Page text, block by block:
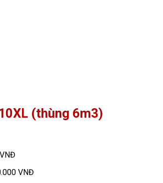
(thùng 6m3)
VNĐ